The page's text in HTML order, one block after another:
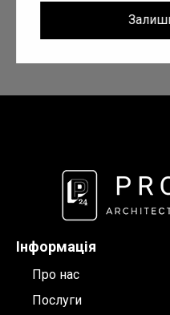
Інформація
Про нас
Послуги